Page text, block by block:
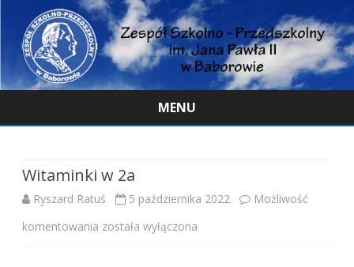
MENU
Witaminki w 2a
Ryszard Ratuś 5 października 2022
Możliwość
komentowania Witaminki
została wyłączona